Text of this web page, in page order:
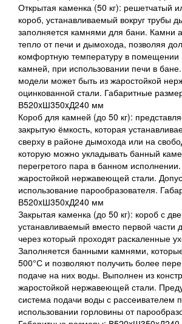
Открытая каменка (50 кг): решетчатый
короб, устанавливаемый вокруг трубы
заполняется камнями для бани. Камни
тепло от печи и дымохода, позволяя
комфортную температуру в помещении
камней, при использовании печи в
модели может быть из жаростойкой
оцинкованной стали. Габаритные
В520xШ350xД240 мм
Короб для камней (до 50 кг):
закрытую ёмкость, которая
сверху в районе дымохода или на
которую можно укладывать банный
перегретого пара в банном
жаростойкой нержавеющей стали.
использование парообразователя.
В520xШ350xД240 мм
Закрытая каменка (до 50 кг): короб с
устанавливаемый вместо первой части
через который проходят раскаленные
Заполняется банными камнями,
500°С и позволяют получить более
подаче на них воды. Выполнен из
жаростойкой нержавеющей стали.
система подачи воды с рассеивателем
использовании горловины от